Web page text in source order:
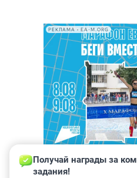
РЕКЛАМА • EA-M.ORG
Получай награды за
задания!